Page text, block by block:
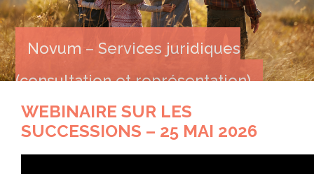
Novum – Services juridiques
(consultation et représentation)
WEBINAIRE SUR LES
SUCCESSIONS – 25 MAI 2026